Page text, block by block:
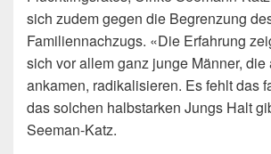
sich zudem gegen die Begrenzung
Familiennachzugs. «Die Erfahrung
sich vor allem ganz junge Männer,
ankamen, radikalisieren. Es fehlt das
das solchen halbstarken Jungs Halt
Seeman-Katz.